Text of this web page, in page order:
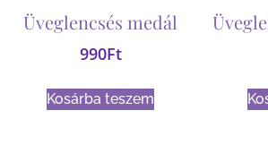
Üveglencsés medál
990Ft
Kosárba teszem